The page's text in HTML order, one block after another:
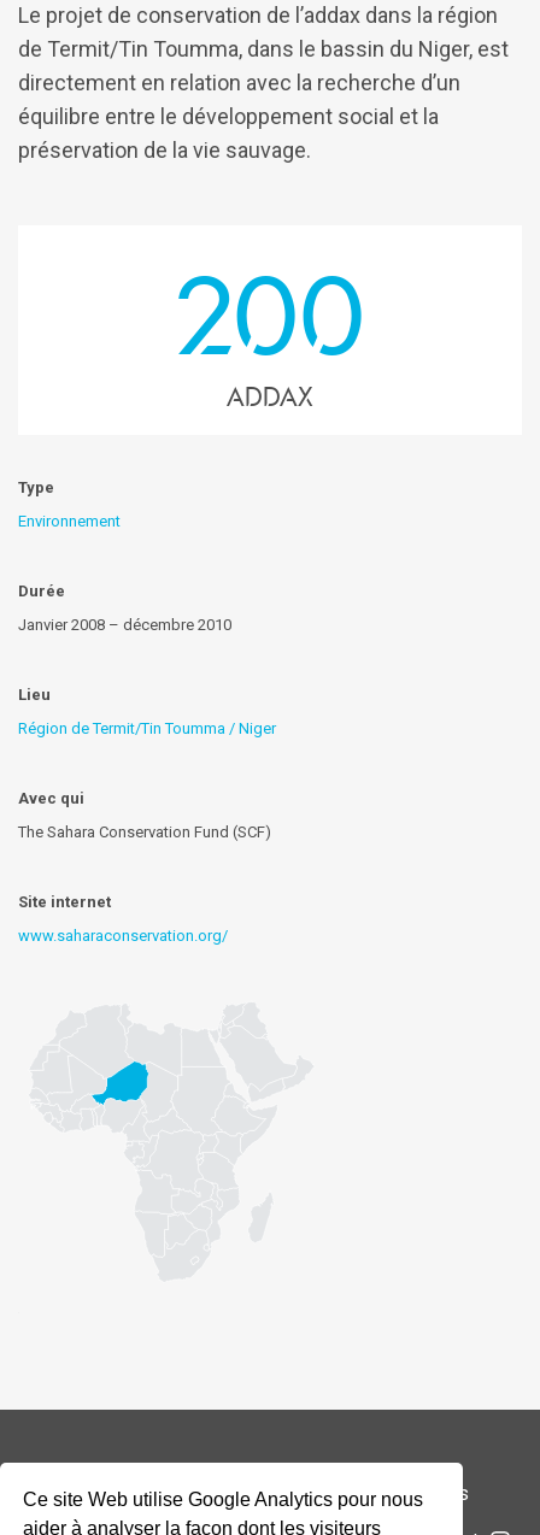
Ce site Web utilise Google Analytics pour nous
aider à analyser la façon dont les visiteurs
Le projet de conservation de l’addax dans la région
de Termit/Tin Toumma, dans le bassin du Niger, est
directement en relation avec la recherche d’un
équilibre entre le développement social et la
préservation de la vie sauvage.
200
ADDAX
Type
Environnement
Durée
Janvier 2008 – décembre 2010
Lieu
Région de Termit/Tin Toumma / Niger
Avec qui
The Sahara Conservation Fund (SCF)
Site internet
www.saharaconservation.org/
© 2026 Addax & Oryx Foundation —Mentions légales